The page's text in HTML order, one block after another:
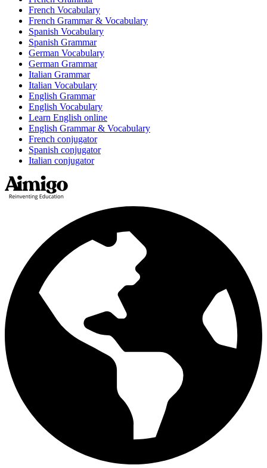
French Vocabulary
French Grammar & Vocabulary
Spanish Vocabulary
Spanish Grammar
German Vocabulary
German Grammar
Italian Grammar
Italian Vocabulary
English Grammar
English Vocabulary
Learn English online
English Grammar & Vocabulary
French conjugator
Spanish conjugator
Italian conjugator